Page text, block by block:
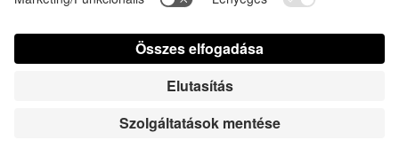
Contact us today Süti beállítások
Kezelési útmutató Kapcsolat Sajtó bejelentkezés